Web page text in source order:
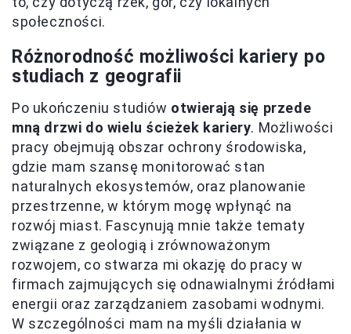
społeczności.
Różnorodność możliwości kariery po
studiach z geografii
Po ukończeniu studiów otwierają się przede
mną drzwi do wielu ścieżek kariery. Możliwości
pracy obejmują obszar ochrony środowiska,
gdzie mam szansę monitorować stan
naturalnych ekosystemów, oraz planowanie
przestrzenne, w którym mogę wpłynąć na
rozwój miast. Fascynują mnie także tematy
związane z geologią i zrównoważonym
rozwojem, co stwarza mi okazję do pracy w
firmach zajmujących się odnawialnymi źródłami
energii oraz zarządzaniem zasobami wodnymi.
W szczególności mam na myśli działania w